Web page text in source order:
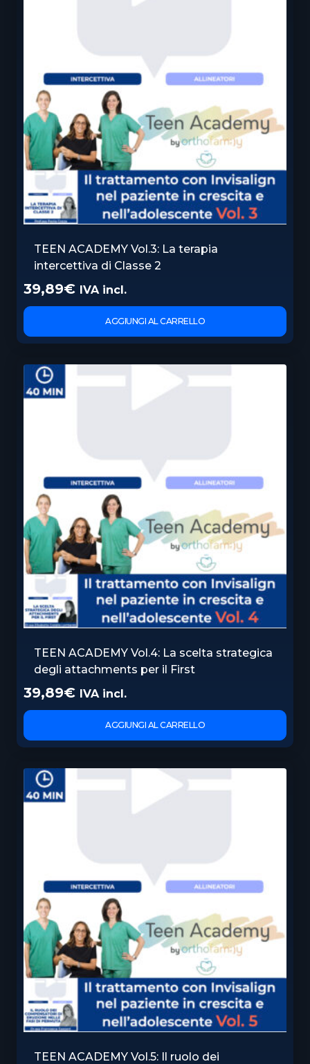
TEEN ACADEMY Vol.3: La terapia
intercettiva di Classe 2
39,89€ IVA incl.
AGGIUNGI AL CARRELLO
TEEN ACADEMY Vol.4: La scelta strategica
degli attachments per il First
39,89€ IVA incl.
AGGIUNGI AL CARRELLO
TEEN ACADEMY Vol.5: Il ruolo dei